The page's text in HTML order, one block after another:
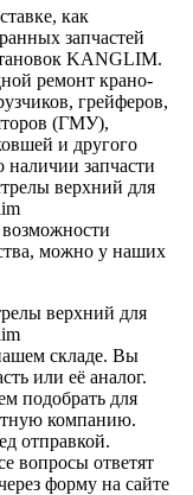
как
запчастей
KANGLIM.
ремонт крано-
грейферов,
(ГМУ),
и другого
наличии запчасти
верхний для
можно у наших
верхний для
складе. Вы
или её аналог.
подобрать для
компанию.
отправкой.
вопросы ответят
форму на сайте